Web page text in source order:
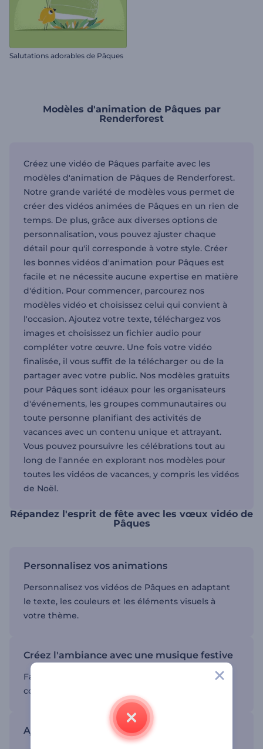
Salutations adorables de Pâques
Modèles d'animation de Pâques par
Renderforest
Créez une vidéo de Pâques parfaite avec les
modèles d'animation de Pâques de Renderforest.
Notre grande variété de modèles vous permet de
créer des vidéos animées de Pâques en un rien de
temps. De plus, grâce aux diverses options de
personnalisation, vous pouvez ajuster chaque
détail pour qu'il corresponde à votre style. Créer
les bonnes vidéos d'animation pour Pâques est
facile et ne nécessite aucune expertise en matière
d'édition. Pour commencer, parcourez nos
modèles vidéo et choisissez celui qui convient à
l'occasion. Ajoutez votre texte, téléchargez vos
images et choisissez un fichier audio pour
compléter votre œuvre. Une fois votre vidéo
finalisée, il vous suffit de la télécharger ou de la
partager avec votre public. Nos modèles gratuits
pour Pâques sont idéaux pour les organisateurs
d'événements, les groupes communautaires ou
toute personne planifiant des activités de
vacances avec un contenu unique et attrayant.
Vous pouvez poursuivre les célébrations tout au
long de l'année en explorant nos modèles pour
toutes les vidéos de vacances, y compris les vidéos
de Noël.
Répandez l'esprit de fête avec les vœux vidéo de
Pâques
Personnalisez vos animations
Personnalisez vos vidéos de Pâques en adaptant
le texte, les couleurs et les éléments visuels à
votre thème.
Créez l'ambiance avec une musique festive
Faites ressortir votre vidéo avec un son qui
complète le ton et l'ambiance de vos créations.
Ajoutez de l'esprit à vos vidéos de Pâques